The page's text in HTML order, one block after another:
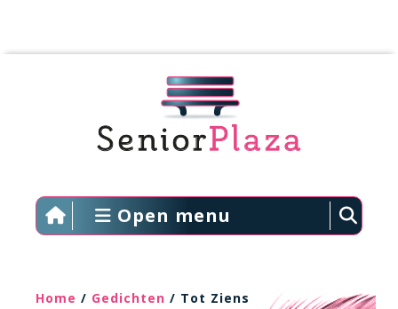
Open menu
Home / Gedichten / Tot Ziens